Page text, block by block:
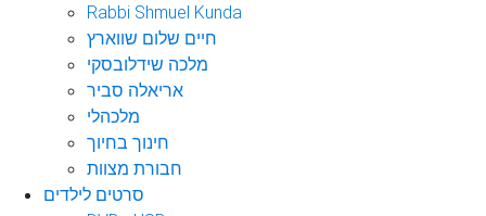
Rabbi Shmuel Kunda
חיים שלום שווארץ
מלכה שידלובסקי
אריאלה סביר
מלכהלי
חינוך בחיוך
חבורת מצוות
סרטים לילדים